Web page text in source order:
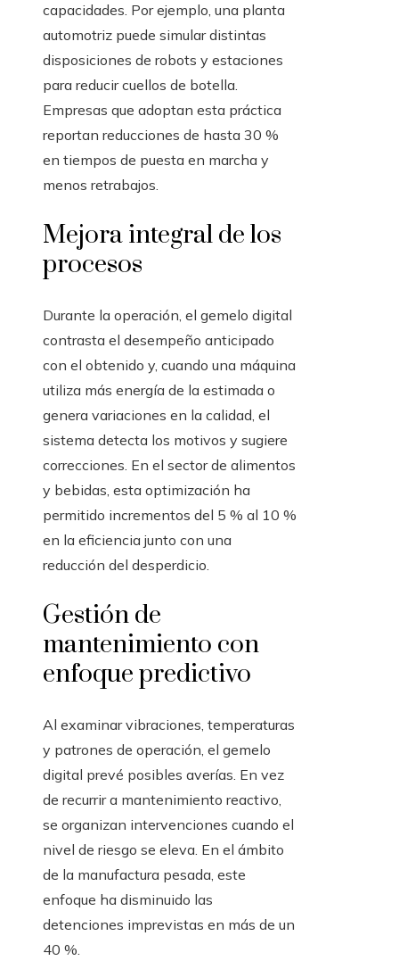
capacidades. Por ejemplo, una planta
automotriz puede simular distintas
disposiciones de robots y estaciones
para reducir cuellos de botella.
Empresas que adoptan esta práctica
reportan reducciones de hasta 30 %
en tiempos de puesta en marcha y
menos retrabajos.
Mejora integral de los
procesos
Durante la operación, el gemelo digital
contrasta el desempeño anticipado
con el obtenido y, cuando una máquina
utiliza más energía de la estimada o
genera variaciones en la calidad, el
sistema detecta los motivos y sugiere
correcciones. En el sector de alimentos
y bebidas, esta optimización ha
permitido incrementos del 5 % al 10 %
en la eficiencia junto con una
reducción del desperdicio.
Gestión de
mantenimiento con
enfoque predictivo
Al examinar vibraciones, temperaturas
y patrones de operación, el gemelo
digital prevé posibles averías. En vez
de recurrir a mantenimiento reactivo,
se organizan intervenciones cuando el
nivel de riesgo se eleva. En el ámbito
de la manufactura pesada, este
enfoque ha disminuido las
detenciones imprevistas en más de un
40 %.